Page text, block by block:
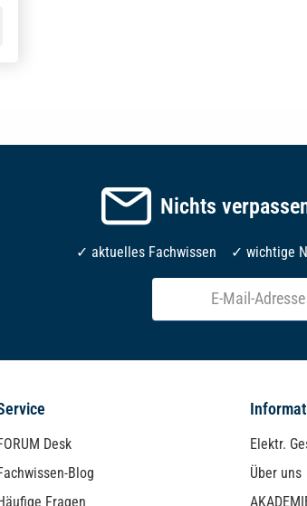
Nichts
✓ aktuelles Fachwissen ✓ wichtige
Desk
Blog
Fragen
Elektr.
Über uns